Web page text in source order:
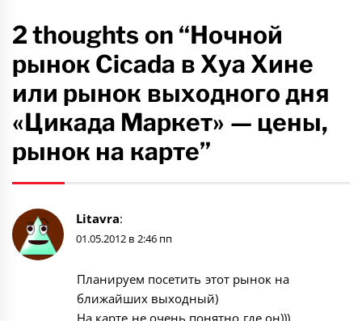
2 thoughts on “Ночной
рынок Cicada в Хуа Хине
или рынок выходного дня
«Цикада Маркет» — цены,
рынок на карте”
Litavra:
01.05.2012 в 2:46 пп
Планируем посетить этот рынок на
ближайших выходный)
На карте не очень понятно где он)))